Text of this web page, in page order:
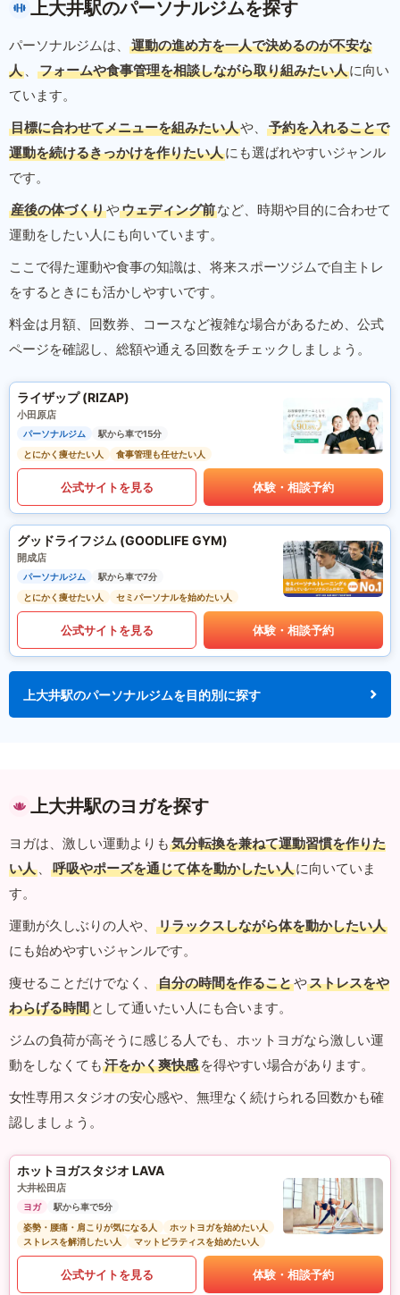
上大井駅のパーソナルジムを探す
パーソナルジムは、
運動の進め方を一人で決めるのが不安な
人 、 フォームや食事管理を相談しながら取り組みたい人に向い
ています。
目標に合わせてメニューを組みたい人や、
予約を入れることで
運動を続けるきっかけを作りたい人にも選ばれやすいジャンル
です。
産後の体づくりやウェディング前など、時期や目的に合わせて
運動をしたい人にも向いています。
ここで得た運動や食事の知識は、将来スポーツジムで自主トレ
をするときにも活かしやすいです。
料金は月額、回数券、コースなど複雑な場合があるため、公式
ページを確認し、総額や通える回数をチェックしましょう。
ライザップ (RIZAP)
小田原店
パーソナルジム
駅から車で15分
とにかく痩せたい人
食事管理も任せたい人
公式サイトを見る 体験・相談予約
グッドライフジム (GOODLIFE GYM)
開成店
パーソナルジム
駅から車で7分
とにかく痩せたい人
セミパーソナルを始めたい人
公式サイトを見る 体験・相談予約
上大井駅のパーソナルジムを目的別に探す
上大井駅のヨガを探す
ヨガは、激しい運動よりも 気分転換を兼ねて運動習慣を作りた
い人 、 呼吸やポーズを通じて体を動かしたい人に向いていま
す。
運動が久しぶりの人や、
リラックスしながら体を動かしたい人
にも始めやすいジャンルです。
痩せることだけでなく、
自分の時間を作ることやストレスをや
わらげる時間 として通いたい人にも合います。
ジムの負荷が高そうに感じる人でも、ホットヨガなら激しい運
動をしなくても 汗をかく爽快感 を得やすい場合があります。
女性専用スタジオの安心感や、無理なく続けられる回数かも確
認しましょう。
ホットヨガスタジオ LAVA
大井松田店
ヨガ
駅から車で5分
姿勢・腰痛・肩こりが気になる人
ホットヨガを始めたい人
ストレスを解消したい人
マットピラティスを始めたい人
公式サイトを見る 体験・相談予約